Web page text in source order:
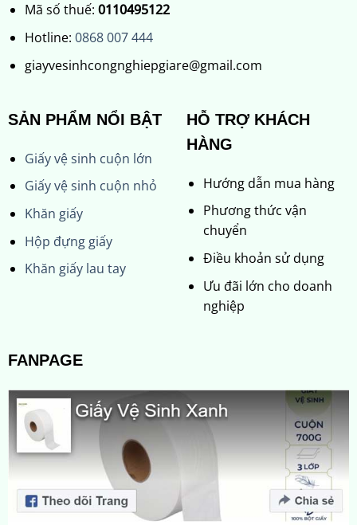
Mã số thuế: 0110495122
Hotline: 0868 007 444
giayvesinhcongnghiepgiare@gmail.com
SẢN PHẨM NỔI BẬT
Giấy vệ sinh cuộn lớn
Giấy vệ sinh cuộn nhỏ
Khăn giấy
Hộp đựng giấy
Khăn giấy lau tay
HỖ TRỢ KHÁCH
HÀNG
Hướng dẫn mua hàng
Phương thức vận
chuyển
Điều khoản sử dụng
Ưu đãi lớn cho doanh
nghiệp
FANPAGE